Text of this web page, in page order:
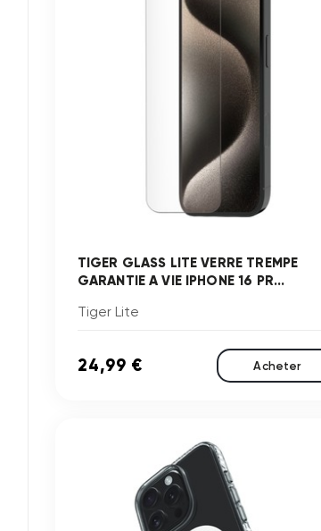
TIGER GLASS LITE VERRE TREMPE
GARANTIE A VIE IPHONE 16 PR...
Tiger Lite
24,99 € Acheter